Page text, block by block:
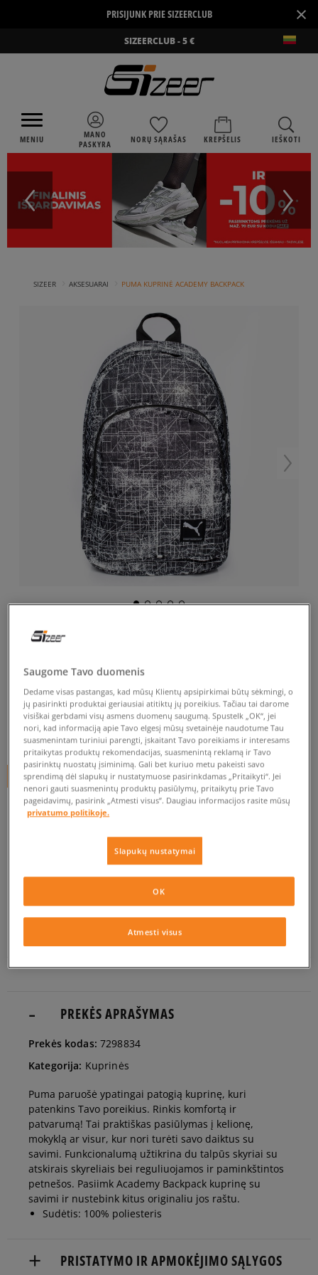
PRISIJUNK PRIE SIZEERCLUB ×
SIZEERCLUB - 5 €
MENIU
MANO
PASKYRA
NORŲ SĄRAŠAS KREPŠELIS IEŠKOTI
SIZEER AKSESUARAI PUMA KUPRINĖ ACADEMY BACKPACK
PUMA KUPRINĖ ACADEMY
0.0( 0)
20€
+ 20 tšk.SizeerClub
Prekė neprieinama
Jei prekė vėl bus sandėlyje, gausi pranešimą iš mūsų.
Pranešti man
PATIKRINK PRIEINAMUMĄ PARDUOTUVĖJE
PREKĖS APRAŠYMAS
Prekės kodas: 7298834
Kategorija: Kuprinės
Puma paruošė ypatingai patogią kuprinę, kuri
patenkins Tavo poreikius. Rinkis komfortą ir
patvarumą! Tai praktiškas pasiūlymas į kelionę,
mokyklą ar visur, kur nori turėti savo daiktus su
savimi. Funkcionalumą užtikrina du talpūs skyriai su
atskirais skyreliais bei reguliuojamos ir paminkštintos
petnešos. Pasiimk Academy Backpack kuprinę su
savimi ir nustebink kitus originaliu jos raštu.
Sudėtis: 100% poliesteris
PRISTATYMO IR APMOKĖJIMO SĄLYGOS
Saugome Tavo duomenis
Dedame visas pastangas, kad mūsų Klientų apsipirkimai būtų sėkmingi, o
jų pasirinkti produktai geriausiai atitiktų jų poreikius. Tačiau tai darome
visiškai gerbdami visų asmens duomenų saugumą. Spustelk „OK“, jei
nori, kad informaciją apie Tavo elgesį mūsų svetainėje naudotume Tau
suasmenintam turiniui parengti, įskaitant Tavo poreikiams ir interesams
pritaikytas produktų rekomendacijas, suasmenintą reklamą ir Tavo
pasirinktų nuostatų įsiminimą. Gali bet kuriuo metu pakeisti savo
sprendimą dėl slapukų ir nustatymuose pasirinkdamas „Pritaikyti“. Jei
nenori gauti suasmenintų produktų pasiūlymų, pritaikytų prie Tavo
pageidavimų, pasirink „Atmesti visus”. Daugiau informacijos rasite mūsų
privatumo politikoje.
Slapukų nustatymai
Atmesti visus
OK